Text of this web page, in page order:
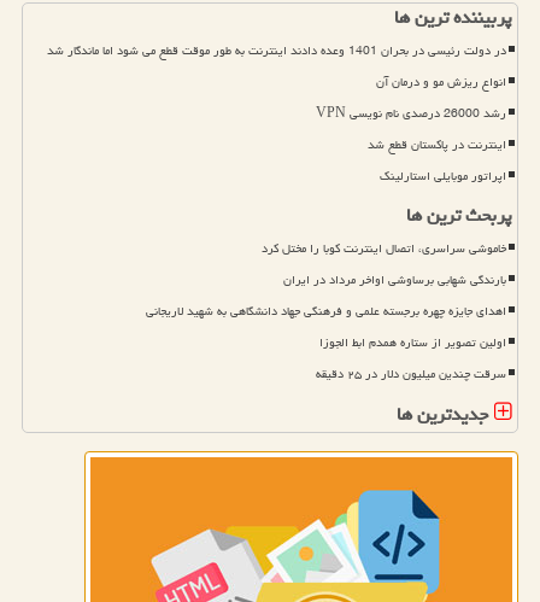
پربیننده ترین ها
در دولت رئیسی در بحران 1401 وعده دادند اینترنت به طور موقت قطع می شود اما ماندگار شد
انواع ریزش مو و درمان آن
رشد 26000 درصدی نام نویسی VPN
اینترنت در پاکستان قطع شد
اپراتور موبایلی استارلینک
پربحث ترین ها
خاموشی سراسری، اتصال اینترنت کوبا را مختل کرد
بارندگی شهابی برساوشی اواخر مرداد در ایران
اهدای جایزه چهره برجسته علمی و فرهنگی جهاد دانشگاهی به شهید لاریجانی
اولین تصویر از ستاره همدم ابط الجوزا
سرقت چندین میلیون دلار در ۲۵ دقیقه
جدیدترین ها